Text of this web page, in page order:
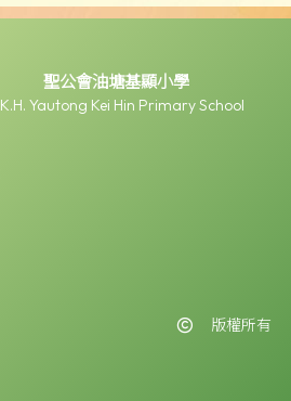
聖公會油塘基顯小學
Yautong Kei Hin Primary School
版權所有